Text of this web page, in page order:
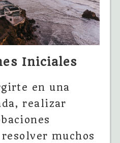
Iniciales
en una
realizar
muchos